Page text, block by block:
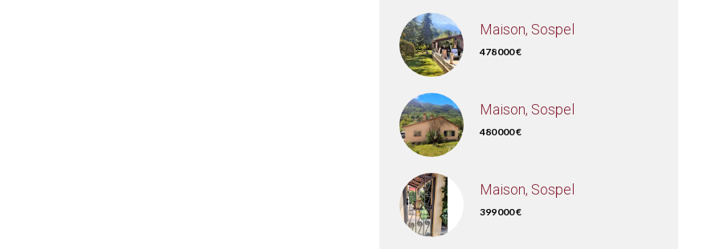
Maison, Sospel
478 000 €
Maison, Sospel
480 000 €
Maison, Sospel
399 000 €